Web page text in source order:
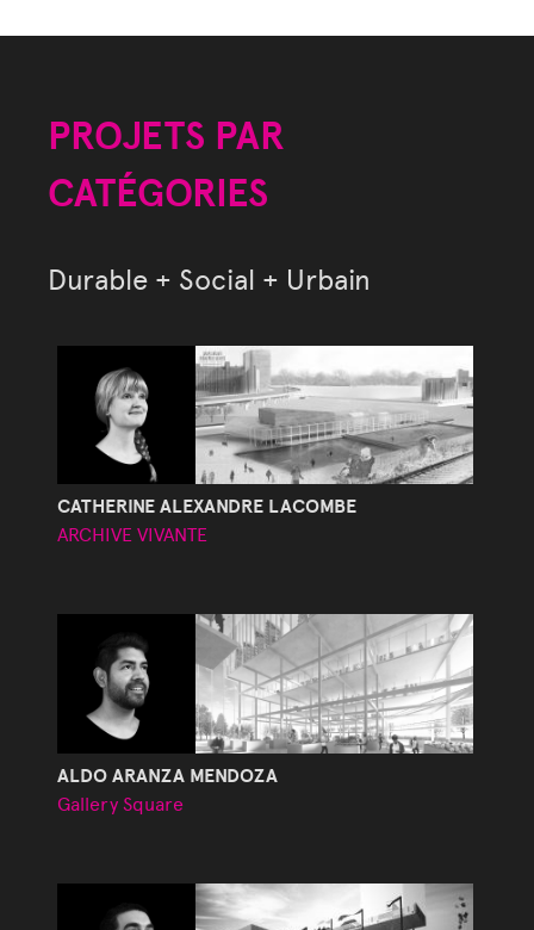
PROJETS PAR
CATÉGORIES
Durable + Social + Urbain
CATHERINE ALEXANDRE LACOMBE
ARCHIVE VIVANTE
ALDO ARANZA MENDOZA
Gallery Square